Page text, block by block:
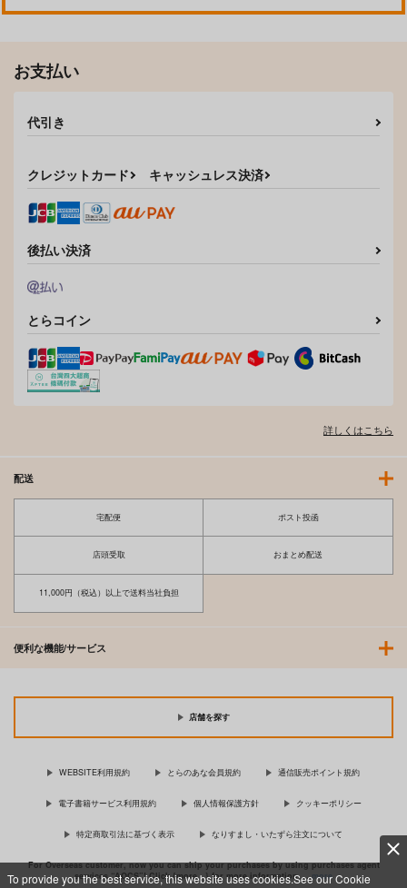
To provide you the best service, this website uses cookies.See our Cookie
お支払い
代引き
クレジットカード キャッシュレス決済
後払い決済
とらコイン
詳しくはこちら
配送
宅配便 ポスト投函
店頭受取 おまとめ配送
11,000円（税込）以上で送料当社負担
便利な機能/サービス
店舗を探す
WEBSITE利用規約 とらのあな会員規約 通信販売ポイント規約
電子書籍サービス利用規約 個人情報保護方針 クッキーポリシー
特定商取引法に基づく表示 なりすまし・いたずら注文について
For Overseas customer, now you can ship your purchases by using purchases agent
services “AOCS”! Click {more…} for more information …more